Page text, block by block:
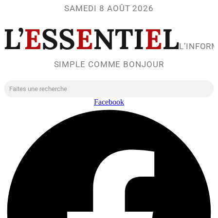
SAMEDI 8 AOÛT 2026
L’ESSENTIEL
SIMPLE COMME BONJOUR
Facebook